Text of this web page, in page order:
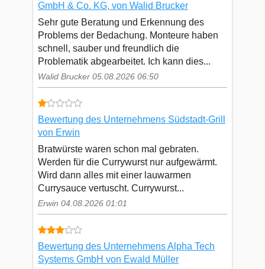
GmbH & Co. KG, von Walid Brucker
Sehr gute Beratung und Erkennung des
Problems der Bedachung. Monteure haben
schnell, sauber und freundlich die
Problematik abgearbeitet. Ich kann dies...
Walid Brucker 05.08.2026 06:50
Bewertung des Unternehmens Südstadt-Grill
von Erwin
Bratwürste waren schon mal gebraten.
Werden für die Currywurst nur aufgewärmt.
Wird dann alles mit einer lauwarmen
Currysauce vertuscht. Currywurst...
Erwin 04.08.2026 01:01
Bewertung des Unternehmens Alpha Tech
Systems GmbH von Ewald Müller